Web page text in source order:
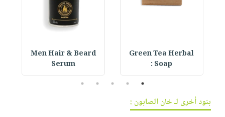
Green Tea Herbal
Soap :
Men Hair & Beard
Serum
1
2
3
4
5
بنود أخرى لـ خان الصابون :